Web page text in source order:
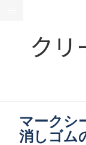
クリ
マークシ
消しゴム